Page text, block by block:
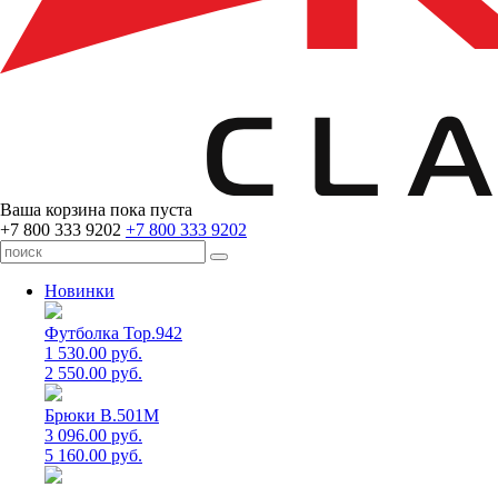
Ваша корзина пока пуста
+7 800 333 9202 +7 800 333 9202
Новинки
Футболка Top.942
1 530.00 руб.
2 550.00 руб.
Брюки B.501M
3 096.00 руб.
5 160.00 руб.